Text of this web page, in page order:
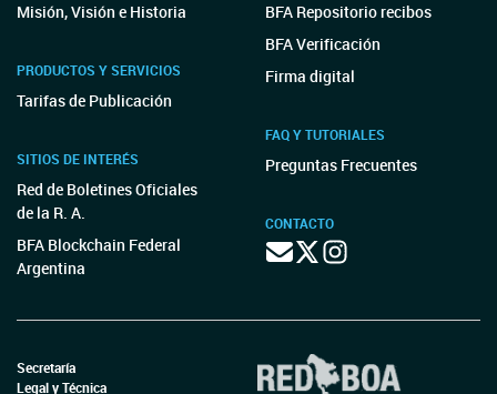
Misión, Visión e Historia
PRODUCTOS Y SERVICIOS
Tarifas de Publicación
SITIOS DE INTERÉS
Red de Boletines Oficiales
de la R. A.
BFA Blockchain Federal
Argentina
BFA Repositorio recibos
BFA Verificación
Firma digital
FAQ Y TUTORIALES
Preguntas Frecuentes
CONTACTO
Secretaría
Legal y Técnica